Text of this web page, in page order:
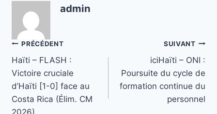
admin
Navigation
de
l’article
PRÉCÉDENT
Haïti – FLASH :
Victoire cruciale
d’Haïti [1-0] face au
Costa Rica (Élim. CM
SUIVANT
iciHaïti – ONI :
Poursuite du cycle de
formation continue du
personnel